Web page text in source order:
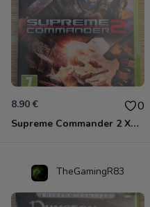
8.90 € 0
Supreme Commander 2 Xbox 360
TheGamingR83